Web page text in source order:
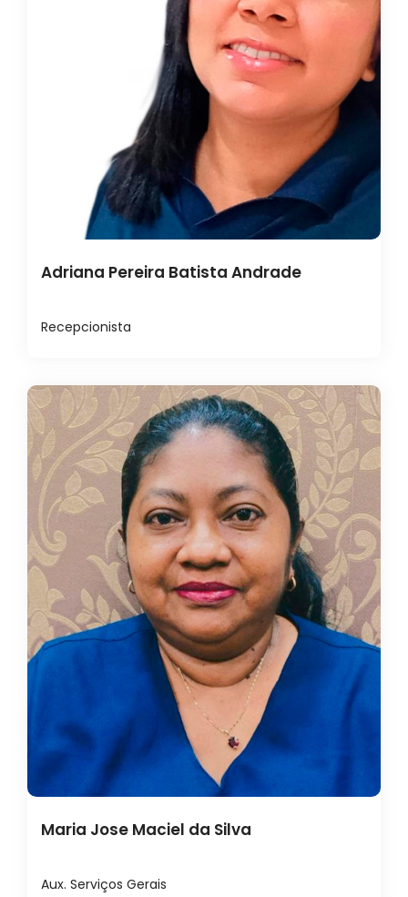
Adriana Pereira Batista Andrade
Recepcionista
Maria Jose Maciel da Silva
Aux. Serviços Gerais